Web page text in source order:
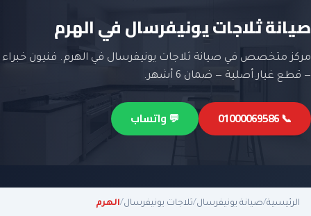
صيانة ثلاجات يونيفرسال في الهرم
مركز متخصص في صيانة ثلاجات يونيفرسال في الهرم. فنيون خبراء
— قطع غيار أصلية — ضمان 6 أشهر.
📞 01000069586 💬 واتساب
الرئيسية/صيانة يونيفرسال/ثلاجات يونيفرسال/الهرم